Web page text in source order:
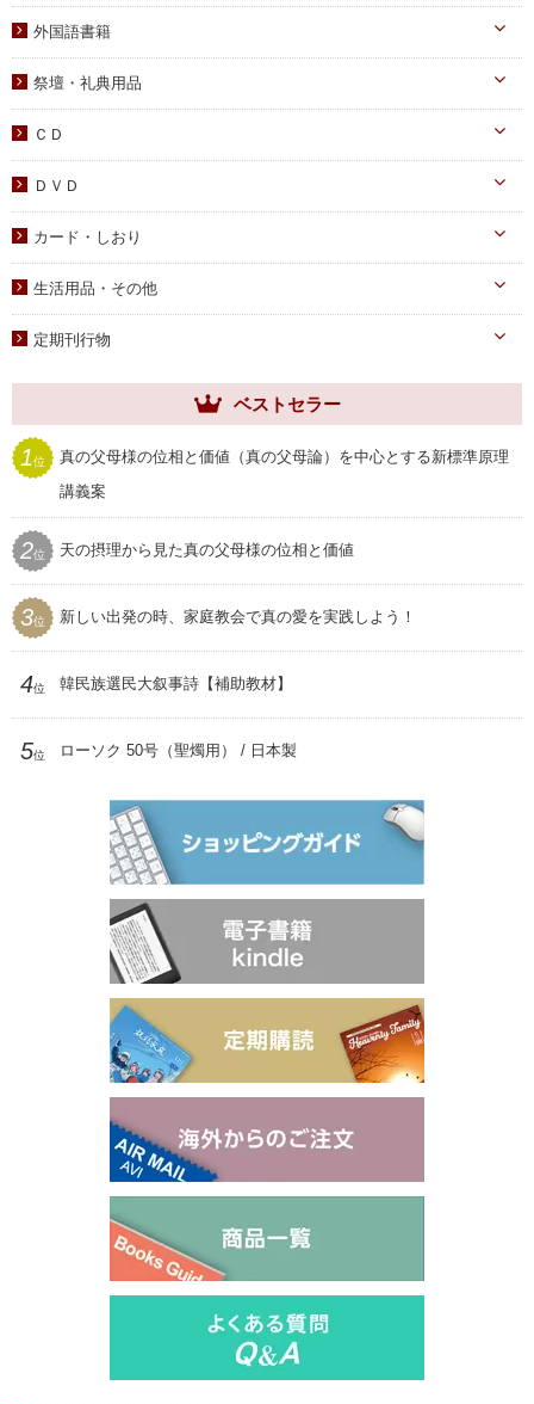
書写
二世祝福
父母向け
DVD
PDF版（子女向け）
知識
宗教迫害
外国語書籍
祭壇・礼典用品
祭壇用ﾃｰﾌﾞﾙｸﾛｽ
献金袋
旗・マーク
聖塩入れ
ＣＤ
ＤＶＤ
子女教育
アニメ
カード・しおり
クリアしおり
生活用品・その他
家庭用品
セール
プレゼント用品
定期刊行物
世界家庭
ムーンワールド
聖和
ベストセラー
1位
真の父母様の位相と価値（真の父母論）を中心とする新標準原理
講義案
2位 天の摂理から見た真の父母様の位相と価値
3位 新しい出発の時、家庭教会で真の愛を実践しよう！
4位 韓民族選民大叙事詩【補助教材】
5位 ローソク 50号（聖燭用） / 日本製